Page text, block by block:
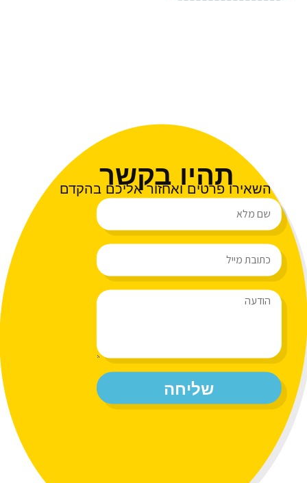
תהיו בקשר
השאירו פרטים ואחזור אליכם בהקדם
שליחה